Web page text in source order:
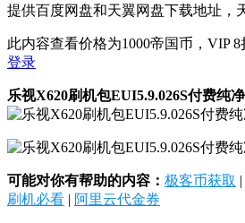
提供百度网盘和天翼网盘下载地址，
此内容查看价格为1000帝国币，VIP
登录
乐视X620刷机包EUI5.9.026S付费纯
可能对你有帮助的内容： 极客币获取 |
刷机必看 | 阿里云代金券